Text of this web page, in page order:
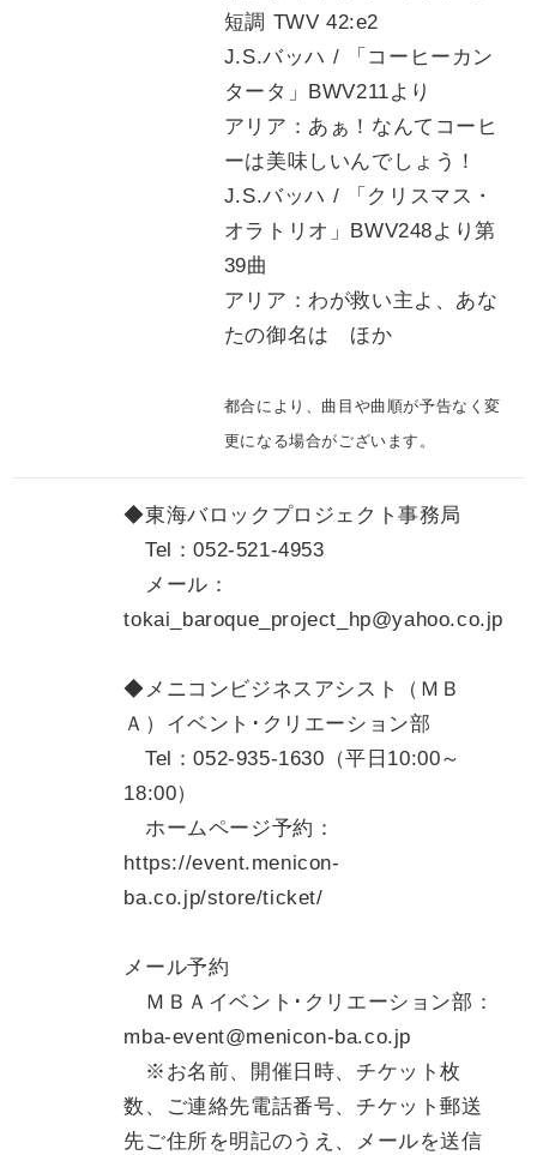
短調 TWV 42:e2
J.S.バッハ / 「コーヒーカン
タータ」BWV211より
アリア：あぁ！なんてコーヒ
ーは美味しいんでしょう！
J.S.バッハ / 「クリスマス・
オラトリオ」BWV248より第
39曲
アリア：わが救い主よ、あな
たの御名は ほか
都合により、曲目や曲順が予告なく変
更になる場合がございます。
◆東海バロックプロジェクト事務局
Tel：052-521-4953
メール：
tokai_baroque_project_hp@yahoo.co.jp
◆メニコンビジネスアシスト（ＭＢ
Ａ）イベント･クリエーション部
Tel：052-935-1630（平日10:00～
18:00）
ホームページ予約：
https://event.menicon-
ba.co.jp/store/ticket/
メール予約
ＭＢＡイベント･クリエーション部：
mba-event@menicon-ba.co.jp
※お名前、開催日時、チケット枚
数、ご連絡先電話番号、チケット郵送
先ご住所を明記のうえ、メールを送信